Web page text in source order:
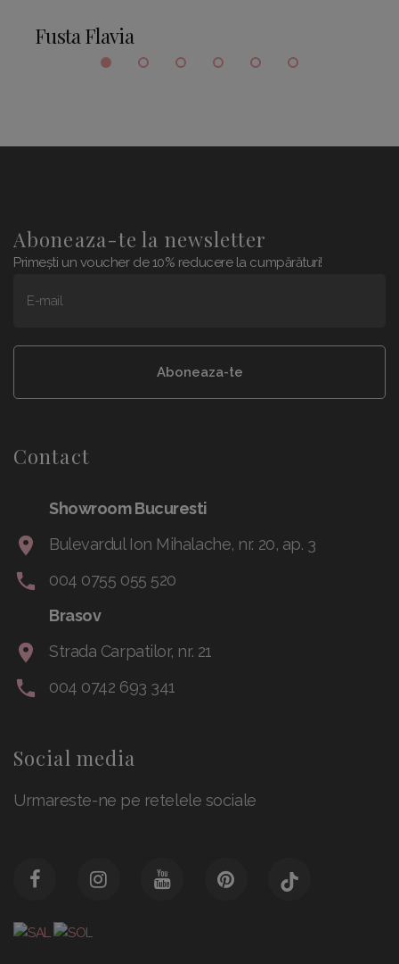
Fusta Flavia
Aboneaza-te la newsletter
Primești un voucher de 10% reducere la cumpărături!
E-mail
Aboneaza-te
Contact
Showroom Bucuresti
Bulevardul Ion Mihalache, nr. 20, ap. 3
004 0755 055 520
Brasov
Strada Carpatilor, nr. 21
004 0742 693 341
Social media
Urmareste-ne pe retelele sociale